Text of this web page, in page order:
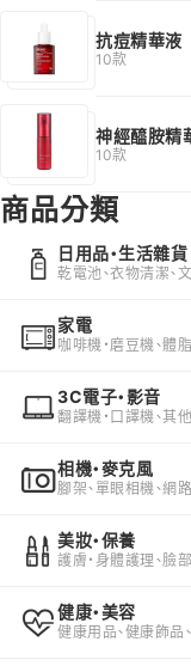
抗痘精華液
10款
神經醯胺精
10款
商品分類
日用品・生活雜貨
乾電池、衣物清潔、
家電
咖啡機・磨豆機、體
3C電子・影音
翻譯機・口譯機、其
相機・麥克風
腳架、單眼相機、網
美妝・保養
護膚・身體護理、臉
健康・美容
健康用品、健康飾品